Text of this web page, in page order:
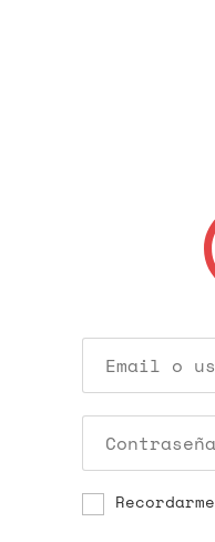
Recordarme